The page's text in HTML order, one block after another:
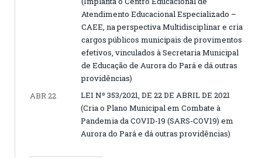
Atendimento Educacional Especializado –
CAEE, na perspectiva Multidisciplinar e cria
cargos públicos municipais de provimentos
efetivos, vinculados à Secretaria Municipal
de Educação de Aurora do Pará e dá outras
providências)
ABR 22
LEI Nº 353/2021, DE 22 DE ABRIL DE 2021
(Cria o Plano Municipal em Combate à
Pandemia da COVID-19 (SARS-COV19) em
Aurora do Pará e dá outras providências)